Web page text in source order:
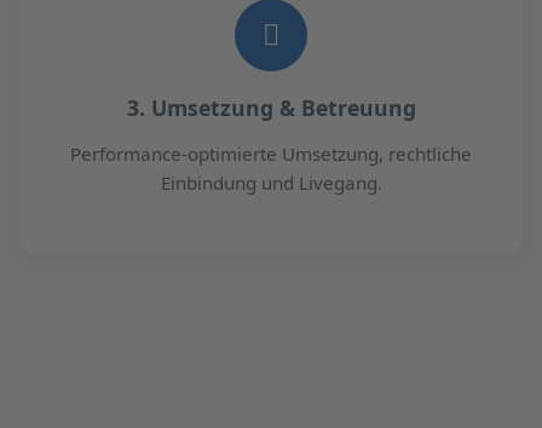
3. Umsetzung & Betreuung
Performance-optimierte Umsetzung, rechtliche
Einbindung und Livegang.